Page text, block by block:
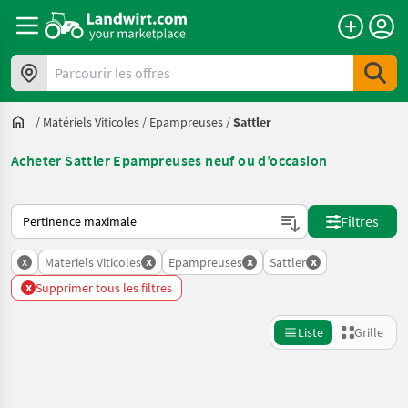
Parcourir les offres
/ Matériels Viticoles / Epampreuses /Sattler
Acheter Sattler Epampreuses neuf ou d’occasion
Voici comment les annonces sont triées sur Landwirt.com
Filtres
x Materiels Viticoles x Epampreuses x Sattler x
x Supprimer tous les filtres
Liste Grille